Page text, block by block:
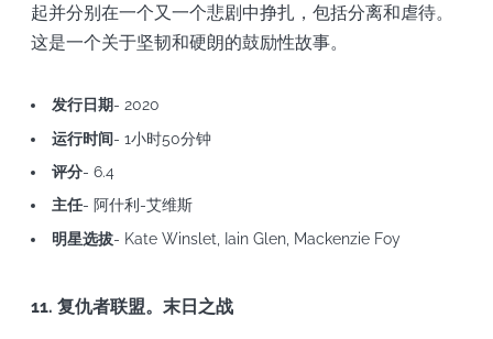
起并分别在一个又一个悲剧中挣扎，包括分离和虐待。
这是一个关于坚韧和硬朗的鼓励性故事。
发行日期- 2020
运行时间- 1小时50分钟
评分- 6.4
主任- 阿什利-艾维斯
明星选拔- Kate Winslet, Iain Glen, Mackenzie Foy
11. 复仇者联盟。末日之战